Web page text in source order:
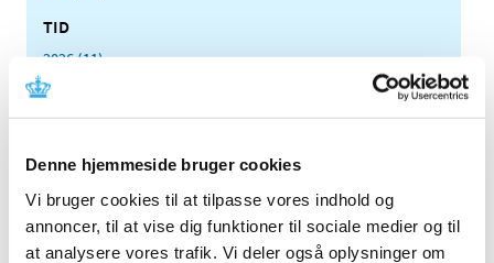
Denne hjemmeside bruger cookies
Vi bruger cookies til at tilpasse vores indhold og
annoncer, til at vise dig funktioner til sociale medier og til
at analysere vores trafik. Vi deler også oplysninger om
TID
2026 (11)
2025 (10)
2024 (7)
2021 (24)
2020 (7)